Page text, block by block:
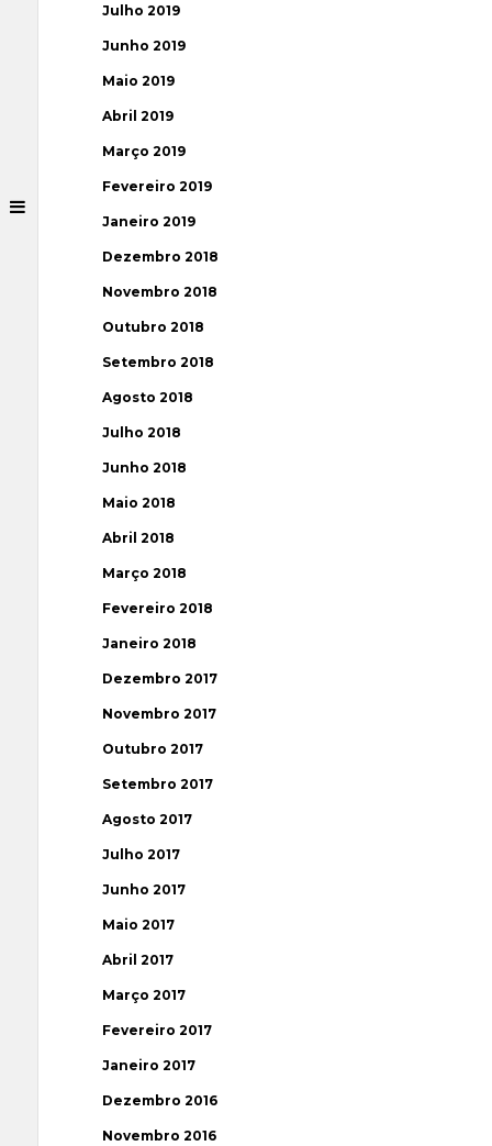
Julho 2019
Junho 2019
Maio 2019
Abril 2019
Março 2019
Fevereiro 2019
Janeiro 2019
Dezembro 2018
Novembro 2018
Outubro 2018
Setembro 2018
Agosto 2018
Julho 2018
Junho 2018
Maio 2018
Abril 2018
Março 2018
Fevereiro 2018
Janeiro 2018
Dezembro 2017
Novembro 2017
Outubro 2017
Setembro 2017
Agosto 2017
Julho 2017
Junho 2017
Maio 2017
Abril 2017
Março 2017
Fevereiro 2017
Janeiro 2017
Dezembro 2016
Novembro 2016